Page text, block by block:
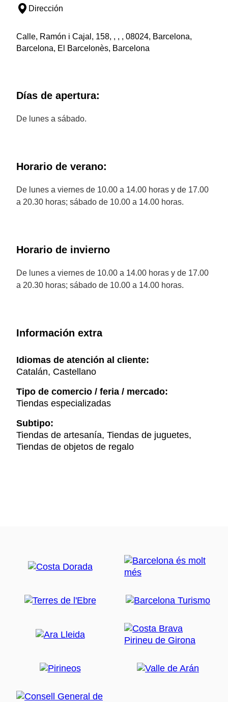
Dirección
Calle, Ramón i Cajal, 158, , , , 08024, Barcelona,
Barcelona, El Barcelonès, Barcelona
Días de apertura:
De lunes a sábado.
Horario de verano:
De lunes a viernes de 10.00 a 14.00 horas y de 17.00
a 20.30 horas; sábado de 10.00 a 14.00 horas.
Horario de invierno
De lunes a viernes de 10.00 a 14.00 horas y de 17.00
a 20.30 horas; sábado de 10.00 a 14.00 horas.
Información extra
Idiomas de atención al cliente:
Catalán, Castellano
Tipo de comercio / feria / mercado:
Tiendas especializadas
Subtipo:
Tiendas de artesanía, Tiendas de juguetes,
Tiendas de objetos de regalo